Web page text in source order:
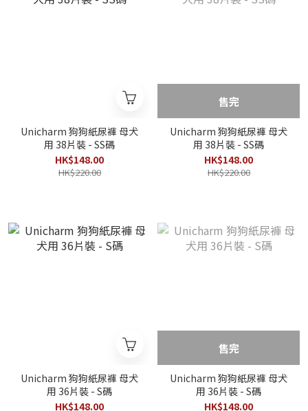
Unicharm 狗狗紙尿褲 母犬
用 38片裝 - SS碼
HK$148.00
HK$220.00
售完
Unicharm 狗狗紙尿褲 母犬
用 38片裝 - SS碼
HK$148.00
HK$220.00
Unicharm 狗狗紙尿褲 母犬
用 36片裝 - S碼
HK$148.00
售完
Unicharm 狗狗紙尿褲 母犬
用 36片裝 - S碼
HK$148.00